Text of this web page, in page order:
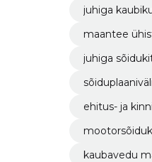
juhiga
maantee
juhiga
ehitus- ja
kaubavedu